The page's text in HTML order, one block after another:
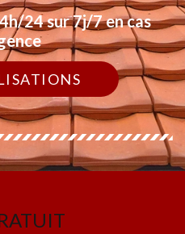
24 sur 7j/7 en cas